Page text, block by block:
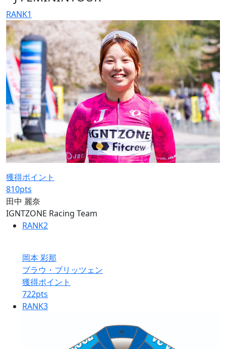
RANK1
獲得ポイント
810pts
田中 麗奈
IGNTZONE Racing Team
RANK2
岡本 彩那
ブラウ・ブリッツェン
獲得ポイント
722pts
RANK3